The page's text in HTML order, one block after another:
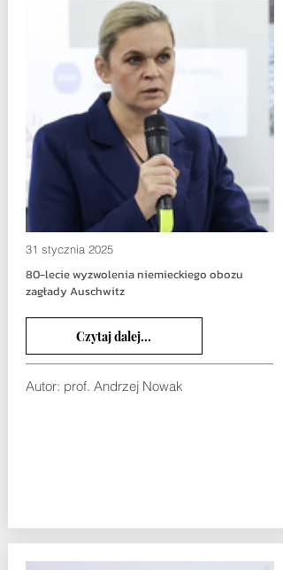
31 stycznia 2025
80-lecie wyzwolenia niemieckiego obozu
zagłady Auschwitz
Czytaj dalej...
Autor: prof. Andrzej Nowak